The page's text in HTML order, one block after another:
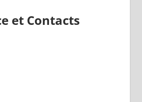
et Contacts